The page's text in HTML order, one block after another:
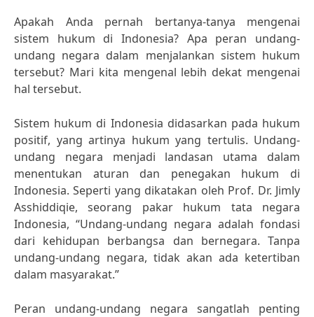
Apakah Anda pernah bertanya-tanya mengenai
sistem hukum di Indonesia? Apa peran undang-
undang negara dalam menjalankan sistem hukum
tersebut? Mari kita mengenal lebih dekat mengenai
hal tersebut.
Sistem hukum di Indonesia didasarkan pada hukum
positif, yang artinya hukum yang tertulis. Undang-
undang negara menjadi landasan utama dalam
menentukan aturan dan penegakan hukum di
Indonesia. Seperti yang dikatakan oleh Prof. Dr. Jimly
Asshiddiqie, seorang pakar hukum tata negara
Indonesia, “Undang-undang negara adalah fondasi
dari kehidupan berbangsa dan bernegara. Tanpa
undang-undang negara, tidak akan ada ketertiban
dalam masyarakat.”
Peran undang-undang negara sangatlah penting